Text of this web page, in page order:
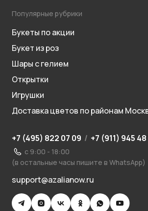
Популярные рубрики
Букеты по акции
Букет из роз
Шары с гелием
Открытки
Игрушки
Доставка цветов по районам
+7 (495) 822 07 09 / +7 (911) 945 48
с 9:00 - 18:00
(в остальные часы пишите в WhatsApp)
support@azalianow.ru